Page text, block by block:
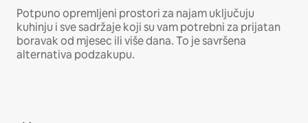
Potpuno opremljeni prostori za najam uključuju
kuhinju i sve sadržaje koji su vam potrebni za prijatan
boravak od mjesec ili više dana. To je savršena
alternativa podzakupu.